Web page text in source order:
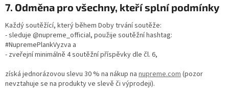
7. Odměna pro všechny, kteří splní podmínky
Každý soutěžící, který během Doby trvání soutěže:
- sleduje @nupreme_official, použije soutěžní hashtag:
#NupremePlankVyzva a
- zveřejní minimálně 4 soutěžní příspěvky dle čl. 6,
získá jednorázovou slevu 30 % na nákup na nupreme.com(pozor
nevztahuje se na produkty ve slevě či výprodeji).